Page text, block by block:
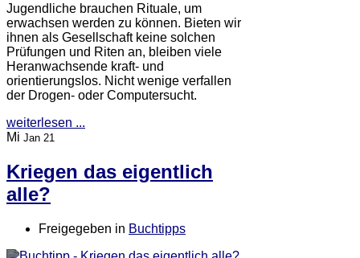
Jugendliche brauchen Rituale, um
erwachsen werden zu können. Bieten wir
ihnen als Gesellschaft keine solchen
Prüfungen und Riten an, bleiben viele
Heranwachsende kraft- und
orientierungslos. Nicht wenige verfallen
der Drogen- oder Computersucht.
weiterlesen ...
Mi Jan 21
Kriegen das eigentlich
alle?
Freigegeben in Buchtipps